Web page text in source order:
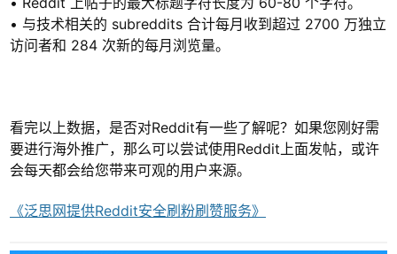
• 与技术相关的 subreddits 合计每月收到超过 2700 万独立
访问者和 284 次新的每月浏览量。
看完以上数据，是否对Reddit有一些了解呢？如果您刚好需
要进行海外推广，那么可以尝试使用Reddit上面发帖，或许
会每天都会给您带来可观的用户来源。
《泛思网提供Reddit安全刷粉刷赞服务》